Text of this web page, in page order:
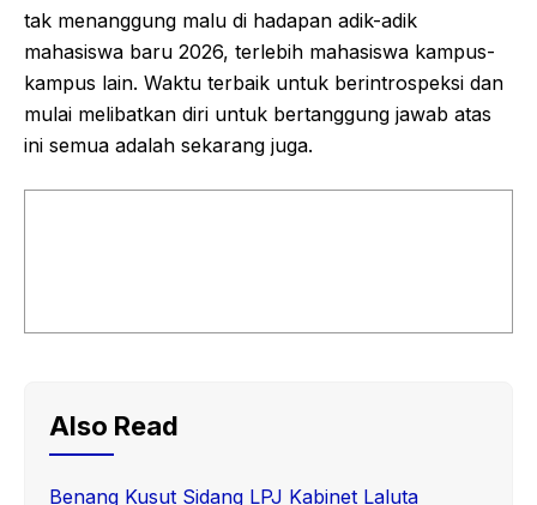
tak menanggung malu di hadapan adik-adik
mahasiswa baru 2026, terlebih mahasiswa kampus-
kampus lain. Waktu terbaik untuk berintrospeksi dan
mulai melibatkan diri untuk bertanggung jawab atas
ini semua adalah sekarang juga.
Also Read
Benang Kusut Sidang LPJ Kabinet Laluta